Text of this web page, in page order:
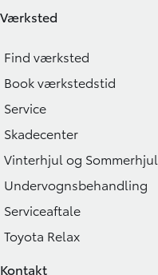
Værksted
Find værksted
Book værkstedstid
Service
Skadecenter
Vinterhjul og Sommerhjul
Undervognsbehandling
Serviceaftale
Toyota Relax
Kontakt